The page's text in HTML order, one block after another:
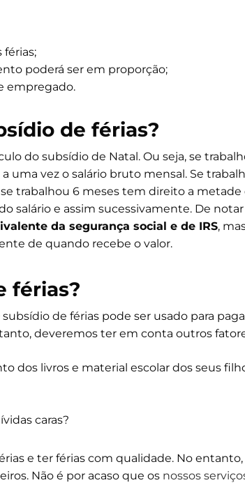
poderá ser em proporção;
empregado.
de férias?
do subsídio de Natal. Ou seja, se
uma vez o salário bruto mensal. Se
trabalhou 6 meses tem direito a metade
salário e assim sucessivamente. De
da segurança social e de IRS,
de quando recebe o valor.
férias?
de férias pode ser usado para
deveremos ter em conta outros
dos livros e material escolar dos seus
caras?
e ter férias com qualidade. No
Não é por acaso que os nossos